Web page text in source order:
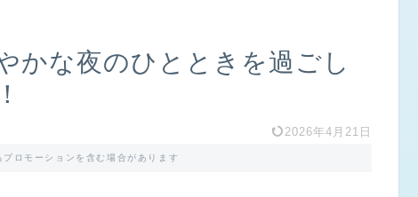
かな夜のひとときを過ごし
2026年4月21日
プロモーションを含む場合があります